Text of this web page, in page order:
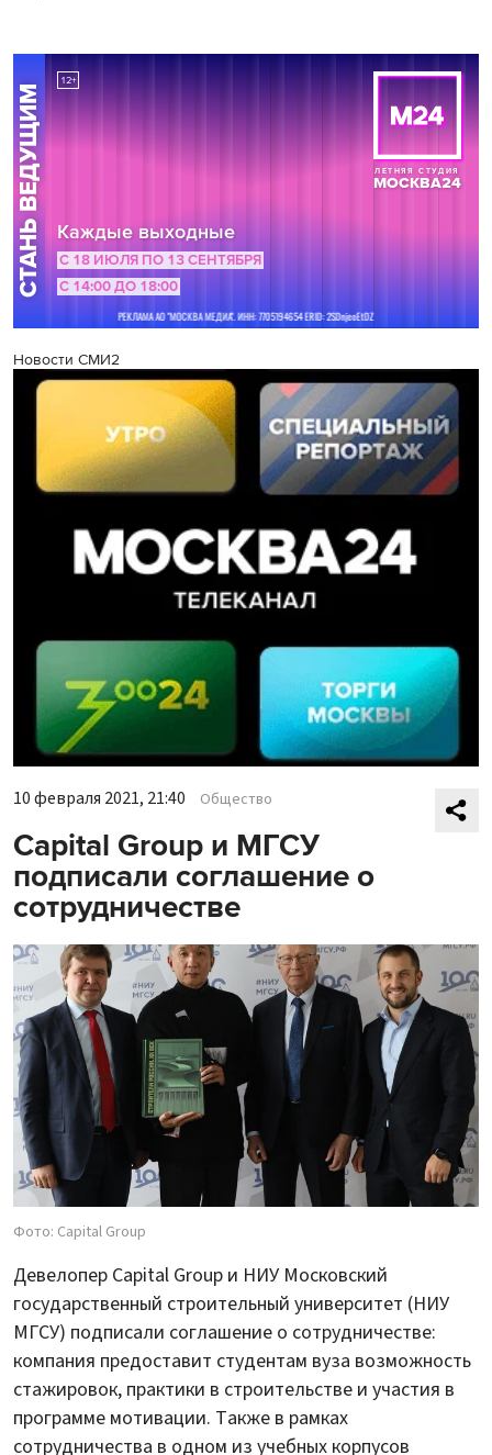
Новости СМИ2
10 февраля 2021, 21:40 Общество
Capital Group и МГСУ
подписали соглашение о
сотрудничестве
Фото: Capital Group
Девелопер Capital Group и НИУ Московский
государственный строительный университет (НИУ
МГСУ) подписали соглашение о сотрудничестве:
компания предоставит студентам вуза возможность
стажировок, практики в строительстве и участия в
программе мотивации. Также в рамках
сотрудничества в одном из учебных корпусов